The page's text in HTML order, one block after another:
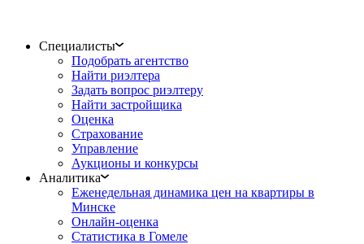
Специалисты
Подобрать агентство
Найти риэлтера
Задать вопрос риэлтеру
Найти застройщика
Оценка
Страхование
Управление
Аукционы и конкурсы
Аналитика
Еженедельная динамика цен на квартиры в
Минске
Онлайн-оценка
Статистика в Гомеле